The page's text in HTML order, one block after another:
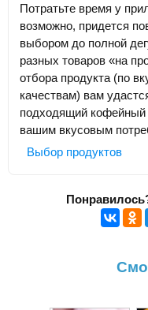
Потратьте время у
возможно, придется
выбором до полной
разных товаров «на
отбора продукта (по
качествам) вам
подходящий кофейный
вашим вкусовым
Выбор продуктов